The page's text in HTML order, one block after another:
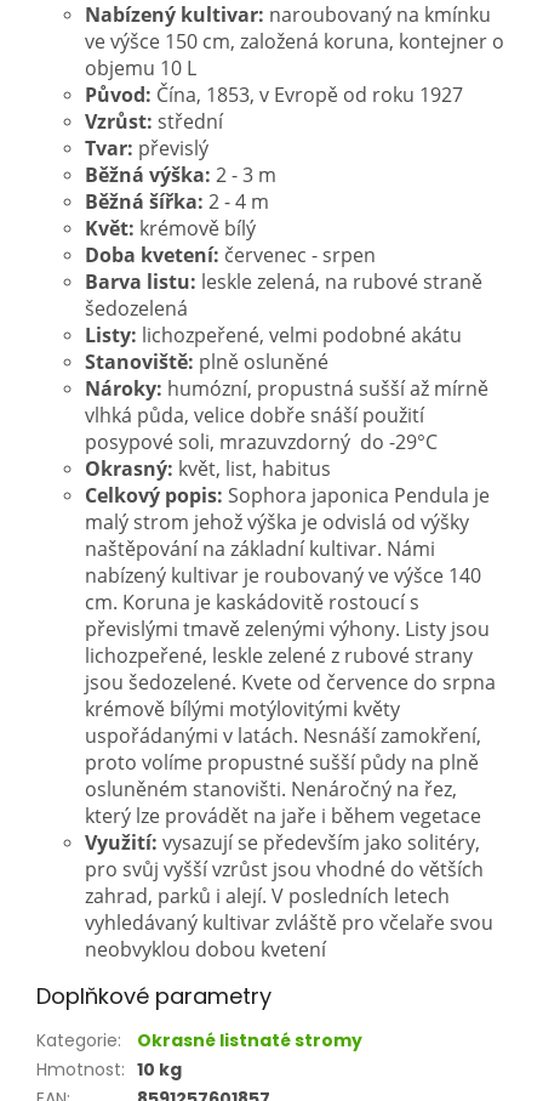
Nabízený kultivar: naroubovaný na kmínku
ve výšce 150 cm, založená koruna, kontejner o
objemu 10 L
Původ: Čína, 1853, v Evropě od roku 1927
Vzrůst: střední
Tvar: převislý
Běžná výška: 2 - 3 m
Běžná šířka: 2 - 4 m
Květ: krémově bílý
Doba kvetení: červenec - srpen
Barva listu: leskle zelená, na rubové straně
šedozelená
Listy: lichozpeřené, velmi podobné akátu
Stanoviště: plně osluněné
Nároky: humózní, propustná sušší až mírně
vlhká půda, velice dobře snáší použití
posypové soli, mrazuvzdorný do -29°C
Okrasný: květ, list, habitus
Celkový popis: Sophora japonica Pendula je
malý strom jehož výška je odvislá od výšky
naštěpování na základní kultivar. Námi
nabízený kultivar je roubovaný ve výšce 140
cm. Koruna je kaskádovitě rostoucí s
převislými tmavě zelenými výhony. Listy jsou
lichozpeřené, leskle zelené z rubové strany
jsou šedozelené. Kvete od července do srpna
krémově bílými motýlovitými květy
uspořádanými v latách. Nesnáší zamokření,
proto volíme propustné sušší půdy na plně
osluněném stanovišti. Nenáročný na řez,
který lze provádět na jaře i během vegetace
Využití: vysazují se především jako solitéry,
pro svůj vyšší vzrůst jsou vhodné do větších
zahrad, parků i alejí. V posledních letech
vyhledávaný kultivar zvláště pro včelaře svou
neobvyklou dobou kvetení
Doplňkové parametry
Kategorie:
Okrasné listnaté stromy
Hmotnost: 10 kg